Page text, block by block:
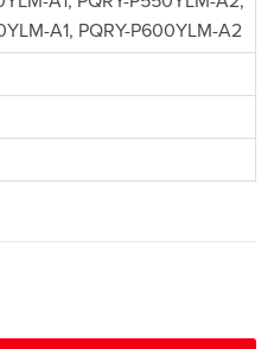
A1, PQRY-P600YLM-A2